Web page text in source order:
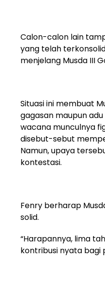
Calon-calon lain
yang telah
menjelang Musda III
Situasi ini membuat
gagasan maupun
wacana munculnya
disebut-sebut
Namun, upaya
kontestasi.
Fenry berharap
solid.
“Harapannya, lima
kontribusi nyata bagi